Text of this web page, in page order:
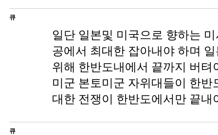
큐
일단 일본및 미국으로 향하는
공에서 최대한 잡아내야 하며
위해 한반도내에서 끝까지 버텨
미군 본토미군 자위대들이 한반
대한 전쟁이 한반도에서만 끝내
큐